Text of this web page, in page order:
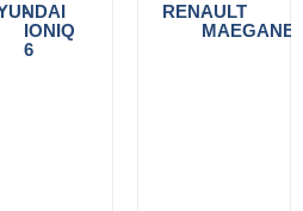
-
IONIQ
6
RENAULT
-
MAEGANE